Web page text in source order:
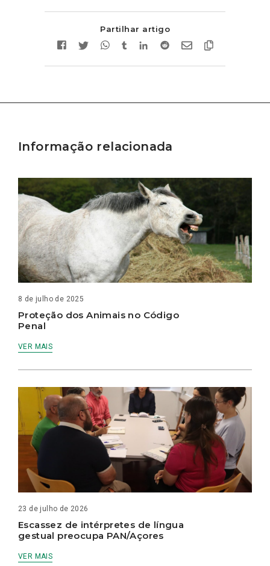
Partilhar artigo
Informação relacionada
8 de julho de 2025
Proteção dos Animais no Código
Penal
VER MAIS
23 de julho de 2026
Escassez de intérpretes de língua
gestual preocupa PAN/Açores
VER MAIS